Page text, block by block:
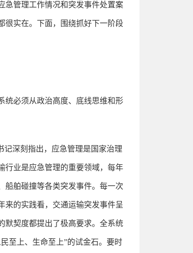
急管理工作情况和突发事件处置案
很实在。下面，围绕抓好下一阶段
统必须从政治高度、底线思维和形
记深刻指出，应急管理是国家治理
行业是应急管理的重要领域，每年
船舶碰撞等各类突发事件。每一次
来的实践看，交通运输突发事件呈
默契度都提出了极高要求。全系统
至上、生命至上”的试金石。要时